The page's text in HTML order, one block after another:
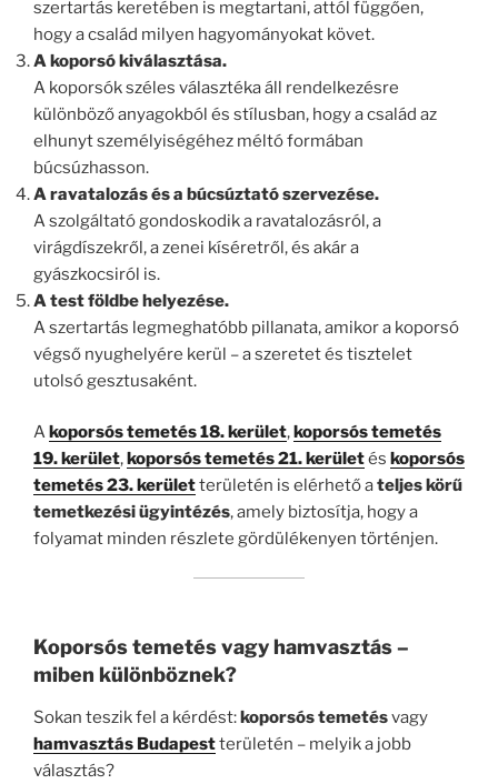
szertartás keretében is megtartani, attól függően,
hogy a család milyen hagyományokat követ.
A koporsó kiválasztása.
A koporsók széles választéka áll rendelkezésre
különböző anyagokból és stílusban, hogy a család az
elhunyt személyiségéhez méltó formában
búcsúzhasson.
A ravatalozás és a búcsúztató szervezése.
A szolgáltató gondoskodik a ravatalozásról, a
virágdíszekről, a zenei kíséretről, és akár a
gyászkocsiról is.
A test földbe helyezése.
A szertartás legmeghatóbb pillanata, amikor a koporsó
végső nyughelyére kerül – a szeretet és tisztelet
utolsó gesztusaként.
Akoporsós temetés 18. kerület,koporsós temetés
19. kerület,koporsós temetés 21. kerületés koporsós
temetés 23. kerületterületén is elérhető ateljes körű
temetkezési ügyintézés, amely biztosítja, hogy a
folyamat minden részlete gördülékenyen történjen.
Koporsós temetés vagy hamvasztás –
miben különböznek?
Sokan teszik fel a kérdést:koporsós temetésvagy
hamvasztás Budapestterületén – melyik a jobb
választás?